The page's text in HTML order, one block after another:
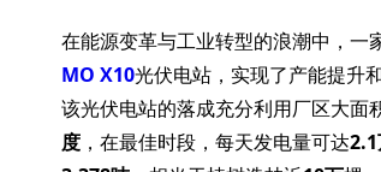
在能源变革与工业转型的浪潮中，一
MO X10光伏电站，实现了产能提升
该光伏电站的落成充分利用厂区大面
度 ，在最佳时段，每天发电量可达